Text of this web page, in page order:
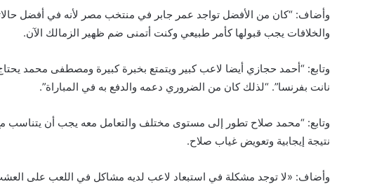
وأضاف: “كان من الأفضل تواجد عمر جابر في منتخب مصر لأنه في أفضل
والخلافات يجب قبولها كأمر طبيعي وكنت أتمنى ضم ظهير الزمالك الآن.
وتابع: “أحمد حجازي أيضا لاعب كبير ويتمتع بخبرة كبيرة ومصطفى محمد
نانت بفرنسا”. “لذلك كان من الضروري دعمه والدفع به في المباراة”.
وتابع: “محمد صلاح تطور إلى مستوى مختلف والتعامل معه يجب أن يتناسب مع
نتيجة إيجابية وتعويض غياب صلاح.
وأضاف: «لا توجد مشكلة في استبعاد لاعب لديه مشاكل في اللعب على